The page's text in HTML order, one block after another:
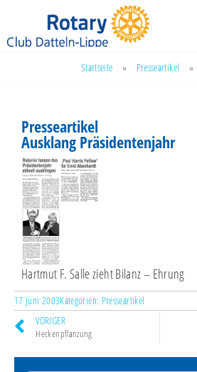
Startseite » Presseartikel »
Presseartikel
Ausklang Präsidentenjahr
Hartmut F. Salle zieht Bilanz – Ehrung
17 Juni 2003Kategorien: Presseartikel
VORIGER
Heckenpflanzung